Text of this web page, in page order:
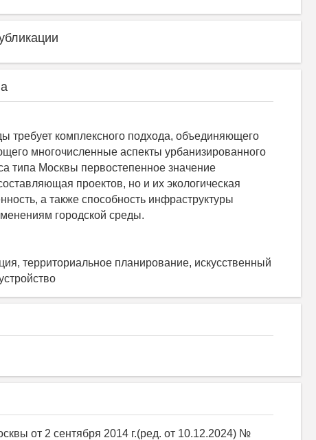
требует комплексного подхода, объединяющего
многочисленные аспекты урбанизированного
типа Москвы первостепенное значение
проектов, но и их экологическая
а также способность инфраструктуры
городской среды.
территориальное планирование, искусственный
от 2 сентября 2014 г.(ред. от 10.12.2024) №